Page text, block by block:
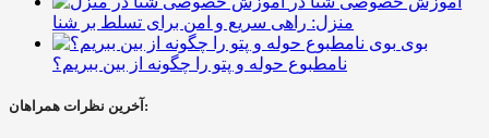
منزل: راهی سریع و امن برای تسلط بر شنا
بوی
نامطبوع حوله و پتو را چگونه از بین ببریم؟
آخرین نظرات همراهان: